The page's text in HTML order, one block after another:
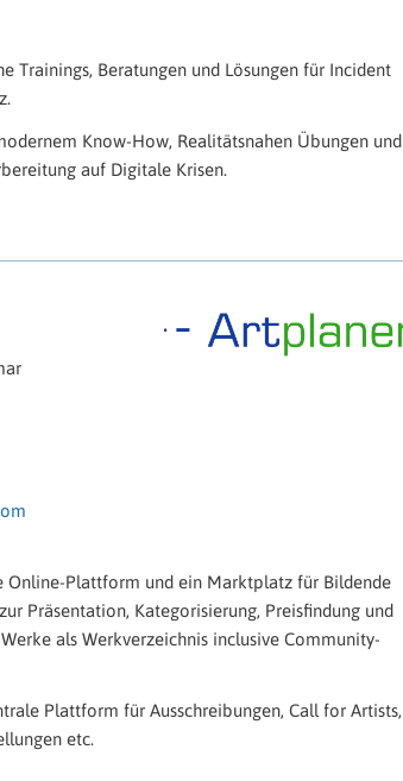
Trainings, Beratungen und Lösungen für Incident
Know-How, Realitätsnahen Übungen und
auf Digitale Krisen.
Plattform und ein Marktplatz für Bildende
Präsentation, Kategorisierung, Preisfindung und
als Werkverzeichnis inclusive Community-
Plattform für Ausschreibungen, Call for Artists,
etc.